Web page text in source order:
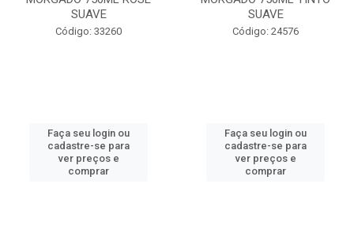
SUAVE
Código: 33260
Faça seu login ou
cadastre-se para
ver preços e
comprar
SUAVE
Código: 24576
Faça seu login ou
cadastre-se para
ver preços e
comprar